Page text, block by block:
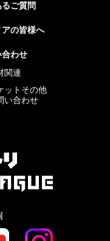
ご質問
アの皆様へ
合わせ
関連
ットその他
い合わせ